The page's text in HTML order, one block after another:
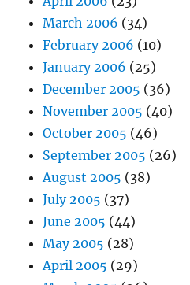
March 2006 (34)
February 2006 (10)
January 2006 (25)
December 2005 (36)
November 2005 (40)
October 2005 (46)
September 2005 (26)
August 2005 (38)
July 2005 (37)
June 2005 (44)
May 2005 (28)
April 2005 (29)